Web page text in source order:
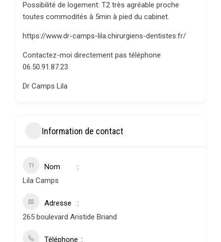
Possibilité de logement: T2 très agréable proche
toutes commodités à 5min à pied du cabinet.
https://www.dr-camps-lila.chirurgiens-dentistes.fr/
Contactez-moi directement pas téléphone
06.50.91.87.23
Dr Camps Lila
Information de contact
Nom
Lila Camps
Adresse
265 boulevard Aristide Briand
Téléphone